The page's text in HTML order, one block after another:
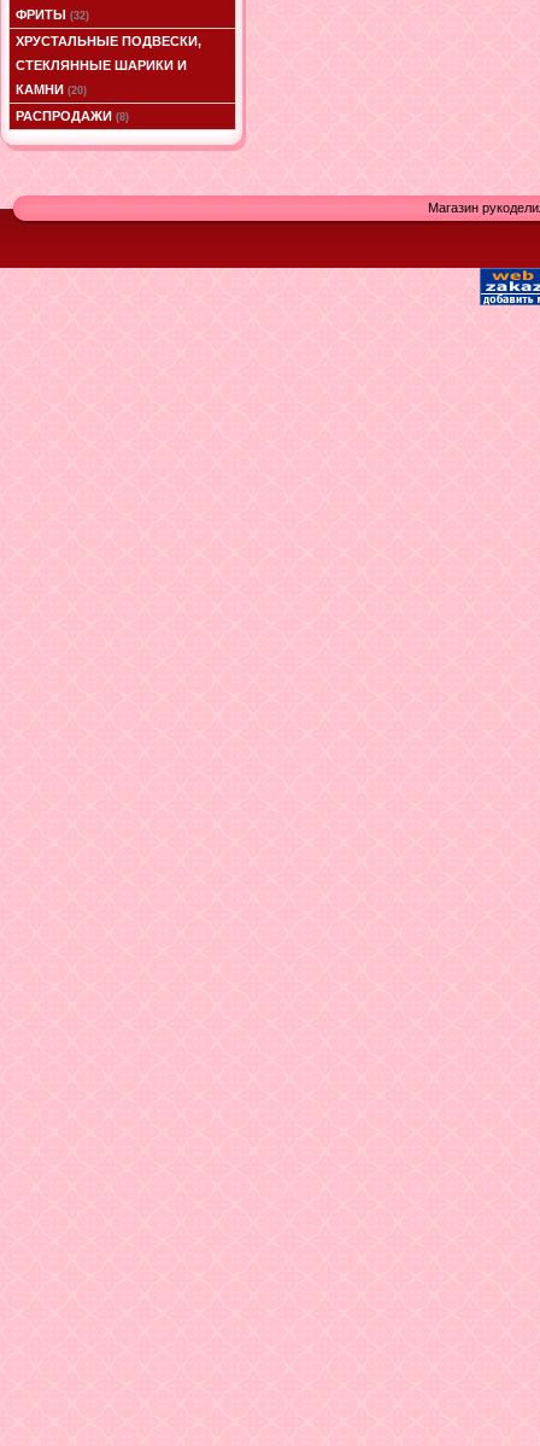
ФРИТЫ (32)
ХРУСТАЛЬНЫЕ ПОДВЕСКИ,
СТЕКЛЯННЫЕ ШАРИКИ И
КАМНИ (20)
РАСПРОДАЖИ (8)
Магазин